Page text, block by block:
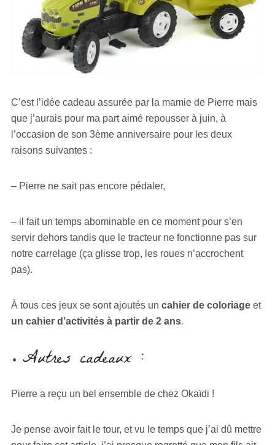
C’est l’idée cadeau assurée par la mamie de Pierre mais
que j’aurais pour ma part aimé repousser à juin, à
l’occasion de son 3ème anniversaire pour les deux
raisons suivantes :
– Pierre ne sait pas encore pédaler,
– il fait un temps abominable en ce moment pour s’en
servir dehors tandis que le tracteur ne fonctionne pas sur
notre carrelage (ça glisse trop, les roues n’accrochent
pas).
À tous ces jeux se sont ajoutés un cahier de coloriage et
un cahier d’activités à partir de 2 ans.
Autres cadeaux :
Pierre a reçu un bel ensemble de chez Okaïdi !
Je pense avoir fait le tour, et vu le temps que j’ai dû mettre